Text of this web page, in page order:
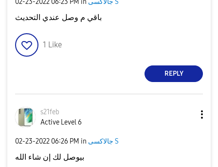
‎02-23-2022 06:23 PM in جالاكسى S
باقي م وصل عندي التحديث
1 Like
REPLY
s21feb
Active Level 6
‎02-23-2022 06:26 PM in جالاكسى S
بيوصل لك إن شاء الله